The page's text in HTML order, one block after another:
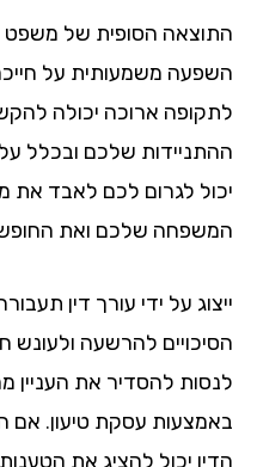
הסופית של משפט
משמעותית על חייכם.
ארוכה יכולה להקשות
שלכם ובכלל על
לגרום לכם לאבד את
שלכם ואת החופש
על ידי עורך דין תעבורה
להרשעה ולעונש חמור.
להסדיר את העניין מחוץ
עסקת טיעון. אם
יכול להציג את הטענות